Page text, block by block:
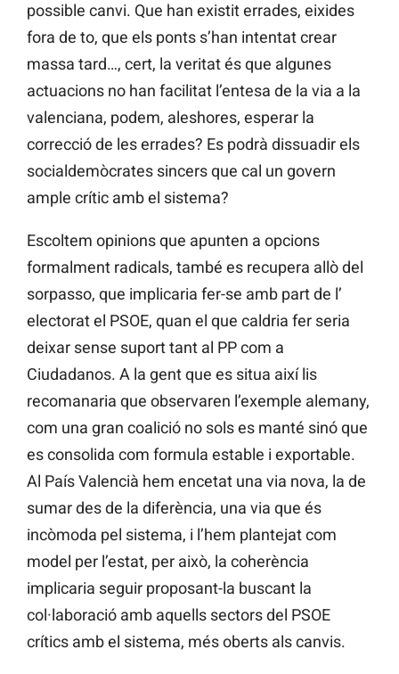
possible canvi. Que han existit errades, eixides
fora de to, que els ponts s’han intentat crear
massa tard…, cert, la veritat és que algunes
actuacions no han facilitat l’entesa de la via a la
valenciana, podem, aleshores, esperar la
correcció de les errades? Es podrà dissuadir els
socialdemòcrates sincers que cal un govern
ample crític amb el sistema?
Escoltem opinions que apunten a opcions
formalment radicals, també es recupera allò del
sorpasso, que implicaria fer-se amb part de l’
electorat el PSOE, quan el que caldria fer seria
deixar sense suport tant al PP com a
Ciudadanos. A la gent que es situa així lis
recomanaria que observaren l’exemple alemany,
com una gran coalició no sols es manté sinó que
es consolida com formula estable i exportable.
Al País Valencià hem encetat una via nova, la de
sumar des de la diferència, una via que és
incòmoda pel sistema, i l’hem plantejat com
model per l’estat, per això, la coherència
implicaria seguir proposant-la buscant la
col·laboració amb aquells sectors del PSOE
crítics amb el sistema, més oberts als canvis.